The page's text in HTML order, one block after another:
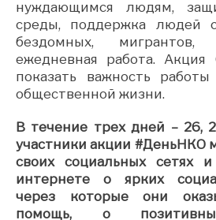
нуждающимся людям,
среды, поддержка людей
бездомных,
ежедневная работа.
показать важность
общественной жизни.
В течение трех дней – 26,
участники акции #ДеньНКО
своих социальных сетях
интернете о ярких
через которые они
помощь, о